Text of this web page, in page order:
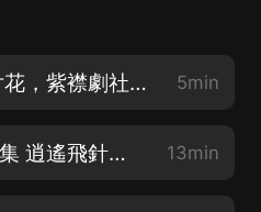
《道醫天下》 劇情片花，紫襟劇社精品多人劇，巨好聽！ 5min
《道醫天下》 第001集 逍遙飛針（+v：zijinjushe1呀~） 13min